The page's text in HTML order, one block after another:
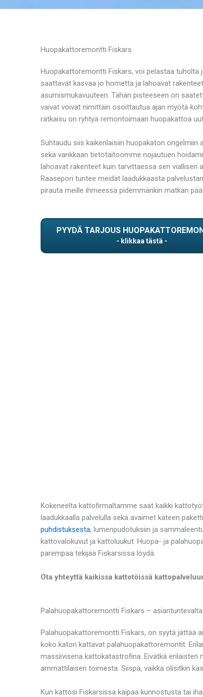
Huopakattoremontti Fiskars
Huopakattoremontti Fiskars, voi pelastaa tuholta
saattavat kasvaa jo hometta ja lahoavat
asumismukavuuteen. Tähän pisteeseen on
vaivat voivat nimittäin osoittautua ajan myötä
ratkaisu on ryhtyä remontoimaan huopakattoa
Suhtaudu siis kaikenlaisiin huopakaton
sekä vankkaan tietotaitoomme nojautuen
lahoavat rakenteet kuin tarvittaessa sen viallisen
Raasepori tuntee meidät laadukkaasta
pirauta meille ihmeessä pidemmänkin matkan
PYYDÄ TARJOUS
Kokeneelta kattofirmaltamme saat kaikki
laadukkaalla palvelulla sekä avaimet käteen
puhdistuksesta, lumenpudotuksiin ja
kattovalokuvut ja kattoluukut. Huopa- ja
parempaa tekijää Fiskarsissa löydä.
Ota yhteyttä kaikissa kattotöissä
Palahuopakattoremontti Fiskars –
Palahuopakattoremontti Fiskars, on syytä jättää
koko katon kattavat palahuopakattoremontit.
massiivisena kattokatastrofina. Eivätkä
ammattilaisen toimesta. Siispä, vaikka olisitkin
Kun kattosi Fiskarsissa kaipaa kunnostusta tai